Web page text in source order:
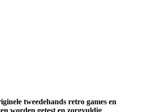
tweedehands retro games en
worden getest en zorgvuldig